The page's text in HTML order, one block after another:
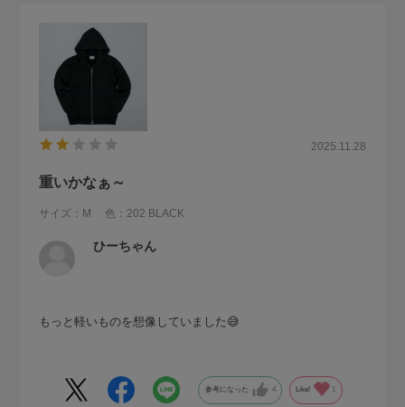
2025.11.28
重いかなぁ～
サイズ：M 色：202 BLACK
ひーちゃん
もっと軽いものを想像していました😅
参考になった 4 Like! 1